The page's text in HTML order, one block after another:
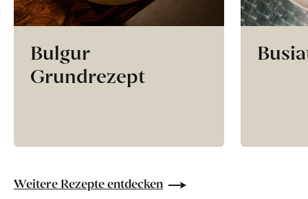
Bulgur
Grundrezept
Weitere Rezepte entdecken